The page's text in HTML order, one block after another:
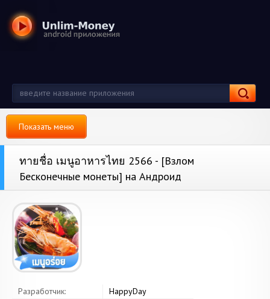
Показать меню
ทายชื่อ เมนูอาหารไทย 2566 - [Взлом
Бесконечные монеты] на Андроид
Разработчик:
HappyDay